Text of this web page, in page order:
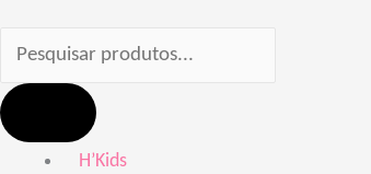
H’Kids